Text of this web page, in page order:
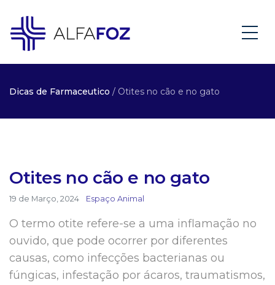
Dicas de Farmaceutico / Otites no cão e no gato
Otites no cão e no gato
19 de Março, 2024 Espaço Animal
O termo otite refere-se a uma inflamação no
ouvido, que pode ocorrer por diferentes
causas, como infecções bacterianas ou
fúngicas, infestação por ácaros, traumatismos,